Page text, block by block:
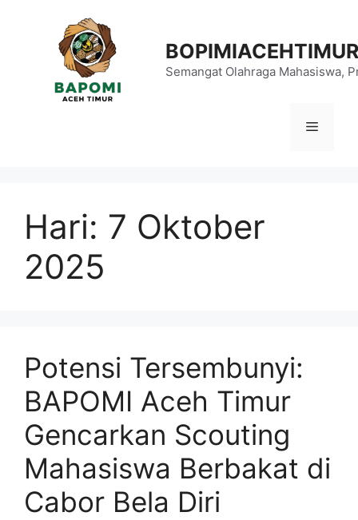
BOPIMIACEHTIMUR
Semangat Olahraga Mahasiswa,
Menu
Hari: 7 Oktober
2025
Potensi Tersembunyi:
BAPOMI Aceh Timur
Gencarkan Scouting
Mahasiswa Berbakat di
Cabor Bela Diri